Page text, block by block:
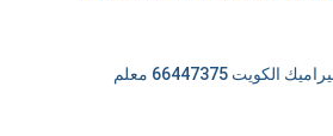
فني تركيب باركيه سيراميك الكويت 66447375 معلم